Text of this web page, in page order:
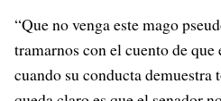
“Que no venga este mago
tramarnos con el cuento de
cuando su conducta